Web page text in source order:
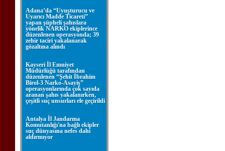
Adana’da “Uyuşturucu ve
Uyarıcı Madde Ticareti”
yapan şüpheli şahıslara
yönelik NARKO ekiplerince
düzenlenen operasyonda; 39
zehir taciri yakalanarak
gözaltına alındı
Kayseri İl Emniyet
Müdürlüğü tarafından
düzenlenen “Şehit İbrahim
Birol-3 Narko-Asayiş”
operasyonlarında çok sayıda
aranan şahıs yakalanırken,
çeşitli suç unsurları ele geçirildi
Antalya İl Jandarma
Komutanlığı'na bağlı ekipler
suç dünyasına nefes dahi
aldırmıyor